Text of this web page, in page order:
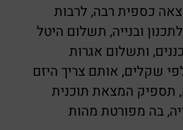
כספית רבה, לרבות
ובנייה, תשלום היטל
ותשלום אגרות
שקלים, אותם צריך היזם
תספיק המצאת תוכנית
בה מפורטת מהות